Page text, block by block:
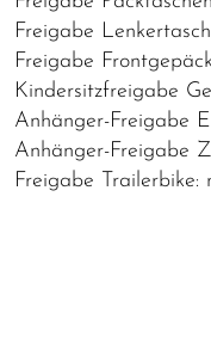
Freigabe
Freigabe
Kindersitzfreigabe
Anhänger-Freigabe
Anhänger-Freigabe
Freigabe Trailerbike: